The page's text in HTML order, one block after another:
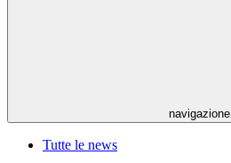
navigazione
Tutte le news